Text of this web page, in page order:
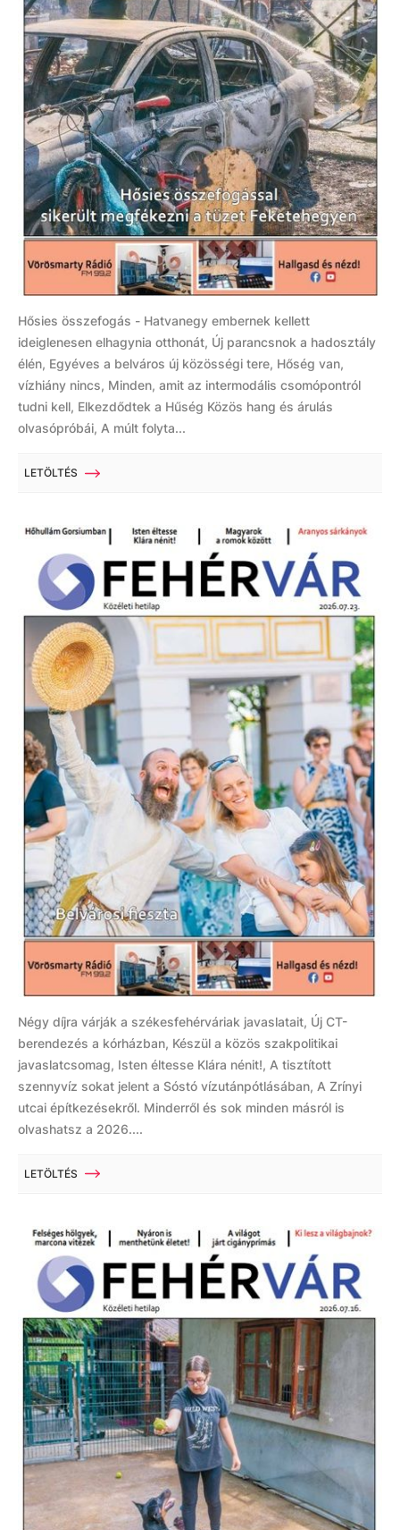
Hősies összefogás - Hatvanegy embernek kellett
ideiglenesen elhagynia otthonát, Új parancsnok a hadosztály
élén, Egyéves a belváros új közösségi tere, Hőség van,
vízhiány nincs, Minden, amit az intermodális csomópontról
tudni kell, Elkezdődtek a Hűség Közös hang és árulás
olvasópróbái, A múlt folyta...
LETÖLTÉS
Négy díjra várják a székesfehérváriak javaslatait, Új CT-
berendezés a kórházban, Készül a közös szakpolitikai
javaslatcsomag, Isten éltesse Klára nénit!, A tisztított
szennyvíz sokat jelent a Sóstó vízutánpótlásában, A Zrínyi
utcai építkezésekről. Minderről és sok minden másról is
olvashatsz a 2026....
LETÖLTÉS